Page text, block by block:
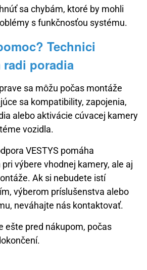
sa chybám, ktoré by mohli
s funkčnosťou systému.
Technici
radi poradia
sa môžu počas montáže
sa kompatibility, zapojenia,
alebo aktivácie cúvacej kamery
vozidla.
VESTYS pomáha
výbere vhodnej kamery, ale aj
Ak si nebudete istí
výberom príslušenstva alebo
neváhajte nás kontaktovať.
ešte pred nákupom, počas